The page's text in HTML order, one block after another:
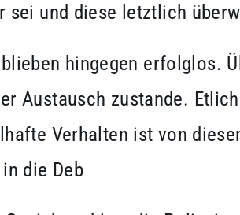
und diese letztlich
hingegen erfolglos.
Austausch zustande.
Verhalten ist von
die Deb